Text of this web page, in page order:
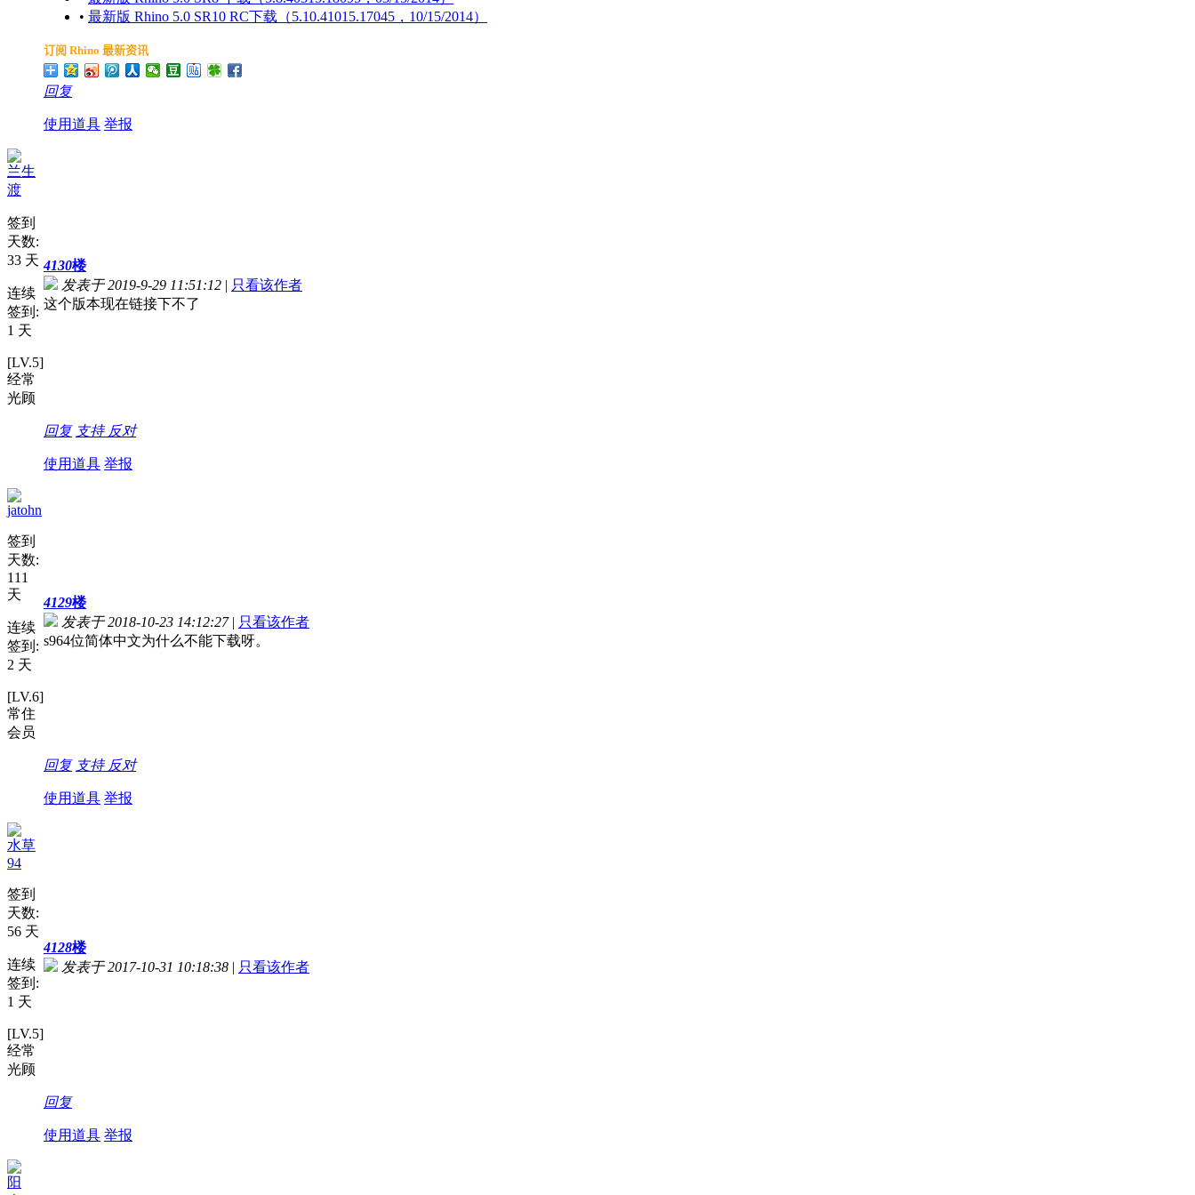
• 最新版 Rhino 5.0 SR10 RC下载（5.10.41015.17045，10/15/2014）
订阅 Rhino 最新资讯
回复
使用道具 举报
兰生
渡
签到
天数:
33 天
连续
签到:
1 天
[LV.5]
经常
光顾
4130楼
发表于 2019-9-29 11:51:12 | 只看该作者
这个版本现在链接下不了
回复 支持 反对
使用道具 举报
jatohn
签到
天数:
111
天
连续
签到:
2 天
[LV.6]
常住
会员
4129楼
发表于 2018-10-23 14:12:27 | 只看该作者
s964位简体中文为什么不能下载呀。
回复 支持 反对
使用道具 举报
水草
94
签到
天数:
56 天
连续
签到:
1 天
[LV.5]
经常
光顾
4128楼
发表于 2017-10-31 10:18:38 | 只看该作者
回复
使用道具 举报
阳